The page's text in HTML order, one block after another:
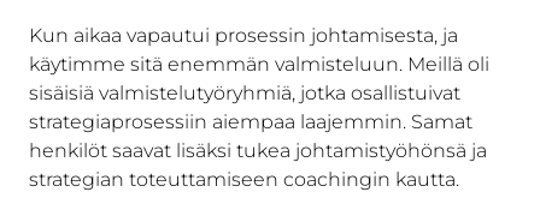
Kun aikaa vapautui prosessin johtamisesta, ja
käytimme sitä enemmän valmisteluun. Meillä oli
sisäisiä valmistelutyöryhmiä, jotka osallistuivat
strategiaprosessiin aiempaa laajemmin. Samat
henkilöt saavat lisäksi tukea johtamistyöhönsä ja
strategian toteuttamiseen coachingin kautta.